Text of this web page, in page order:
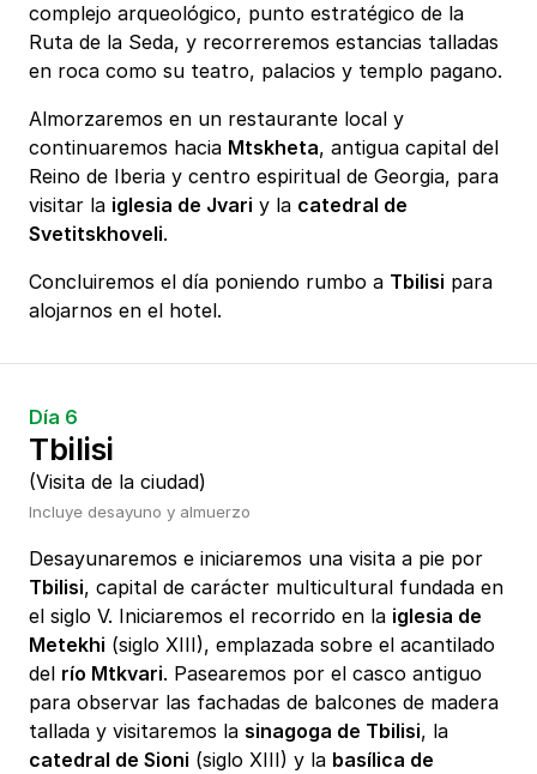
complejo arqueológico, punto estratégico de la
Ruta de la Seda, y recorreremos estancias talladas
en roca como su teatro, palacios y templo pagano.
Almorzaremos en un restaurante local y
continuaremos hacia Mtskheta, antigua capital del
Reino de Iberia y centro espiritual de Georgia, para
visitar la iglesia de Jvari y la catedral de
Svetitskhoveli.
Concluiremos el día poniendo rumbo a Tbilisi para
alojarnos en el hotel.
Día 6
Tbilisi
(Visita de la ciudad)
Incluye desayuno y almuerzo
Desayunaremos e iniciaremos una visita a pie por
Tbilisi, capital de carácter multicultural fundada en
el siglo V. Iniciaremos el recorrido en la iglesia de
Metekhi (siglo XIII), emplazada sobre el acantilado
del río Mtkvari. Pasearemos por el casco antiguo
para observar las fachadas de balcones de madera
tallada y visitaremos la sinagoga de Tbilisi, la
catedral de Sioni (siglo XIII) y la basílica de